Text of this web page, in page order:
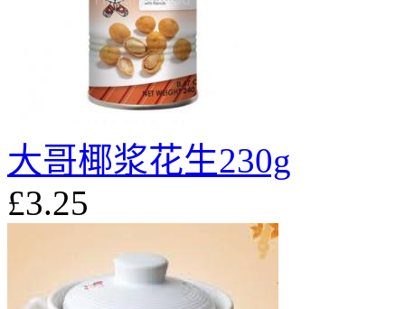
大哥椰浆花生230g
£3.25